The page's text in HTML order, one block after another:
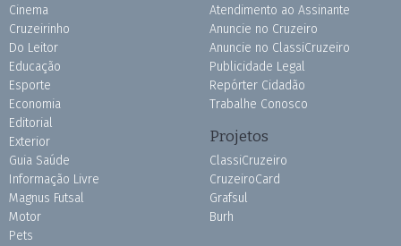
Cinema
Cruzeirinho
Do Leitor
Educação
Esporte
Economia
Editorial
Exterior
Guia Saúde
Informação Livre
Magnus Futsal
Motor
Pets
Atendimento ao Assinante
Anuncie no Cruzeiro
Anuncie no ClassiCruzeiro
Publicidade Legal
Repórter Cidadão
Trabalhe Conosco
Projetos
ClassiCruzeiro
CruzeiroCard
Grafsul
Burh